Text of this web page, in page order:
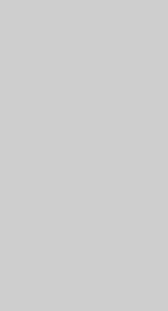
Диктовки,